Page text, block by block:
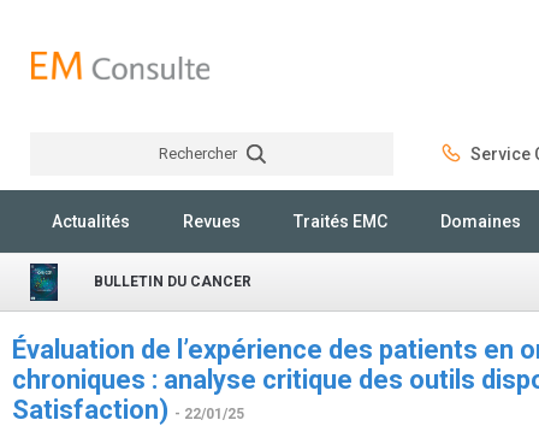
Rechercher Service
Actualités Revues Traités EMC Domaines
BULLETIN DU CANCER
Évaluation de l’expérience des patients en
chroniques : analyse critique des outils
Satisfaction) - 22/01/25